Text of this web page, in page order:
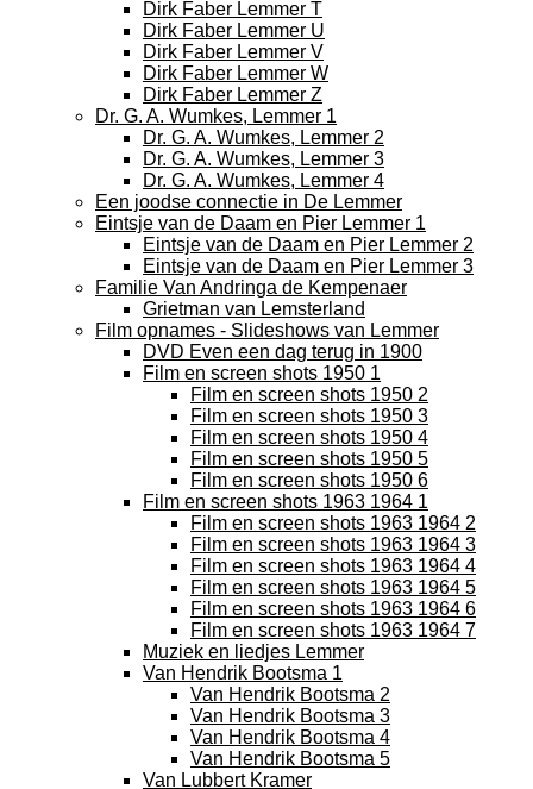
Dirk Faber Lemmer T
Dirk Faber Lemmer U
Dirk Faber Lemmer V
Dirk Faber Lemmer W
Dirk Faber Lemmer Z
Dr. G. A. Wumkes, Lemmer 1
Dr. G. A. Wumkes, Lemmer 2
Dr. G. A. Wumkes, Lemmer 3
Dr. G. A. Wumkes, Lemmer 4
Een joodse connectie in De Lemmer
Eintsje van de Daam en Pier Lemmer 1
Eintsje van de Daam en Pier Lemmer 2
Eintsje van de Daam en Pier Lemmer 3
Familie Van Andringa de Kempenaer
Grietman van Lemsterland
Film opnames - Slideshows van Lemmer
DVD Even een dag terug in 1900
Film en screen shots 1950 1
Film en screen shots 1950 2
Film en screen shots 1950 3
Film en screen shots 1950 4
Film en screen shots 1950 5
Film en screen shots 1950 6
Film en screen shots 1963 1964 1
Film en screen shots 1963 1964 2
Film en screen shots 1963 1964 3
Film en screen shots 1963 1964 4
Film en screen shots 1963 1964 5
Film en screen shots 1963 1964 6
Film en screen shots 1963 1964 7
Muziek en liedjes Lemmer
Van Hendrik Bootsma 1
Van Hendrik Bootsma 2
Van Hendrik Bootsma 3
Van Hendrik Bootsma 4
Van Hendrik Bootsma 5
Van Lubbert Kramer